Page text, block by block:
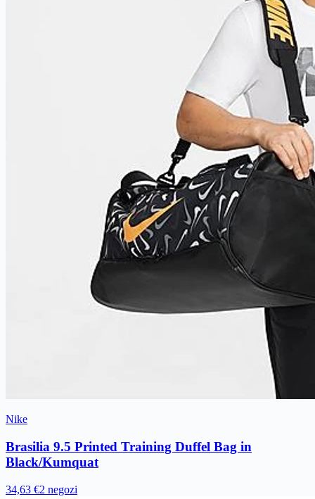
Nike
Brasilia 9.5 Printed Training Duffel Bag in
Black/Kumquat
34,63 €2 negozi